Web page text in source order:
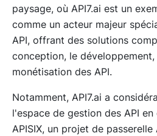
paysage, où API7.ai est un
comme un acteur majeur
API, offrant des solutions
conception, le
monétisation des API.
Notamment, API7.ai a
l'espace de gestion des API
APISIX, un projet de